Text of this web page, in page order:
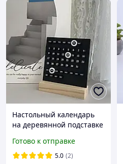
Настольный календарь
на деревянной подставке
Календарь | Деревянный
календарь
Готово к отправке
5.0 (2)